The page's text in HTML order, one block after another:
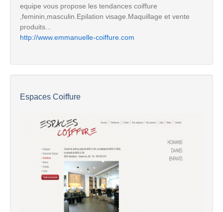
equipe vous propose les tendances coiffure
,feminin,masculin.Epilation visage.Maquillage et vente
produits...
http://www.emmanuelle-coiffure.com
Espaces Coiffure